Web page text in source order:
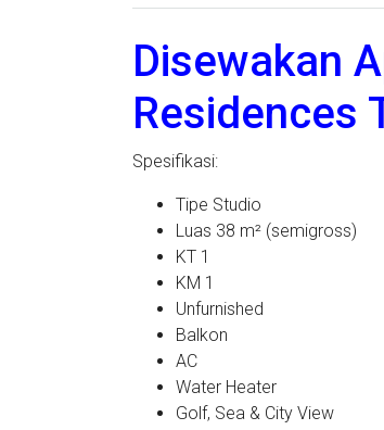
Disewakan
Residences
Spesifikasi:
Tipe Studio
Luas 38 m² (semigross)
KT 1
KM 1
Unfurnished
Balkon
AC
Water Heater
Golf, Sea & City View